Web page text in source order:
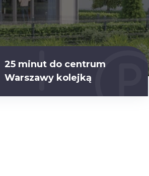
25 minut do centrum
Warszawy kolejką